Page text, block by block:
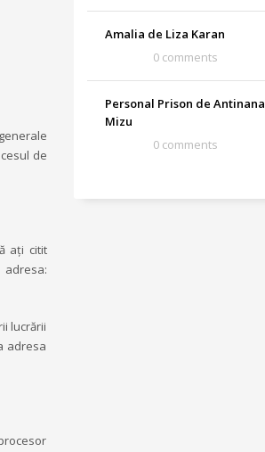
de
ați citit
adresa:
lucrării
adresa
Amalia de Liza Karan
0 comments
Personal Prison de Antinana
Mizu
0 comments